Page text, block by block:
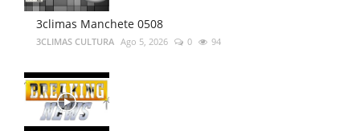
3climas Manchete 0508
3CLIMAS CULTURA Ago 5, 2026 0 94